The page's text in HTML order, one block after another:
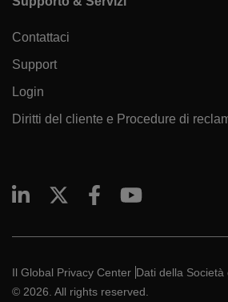
Contattaci
Support
Login
Diritti del cliente e Procedure di
Il Global Privacy Center Dati della
© 2026. All rights reserved.